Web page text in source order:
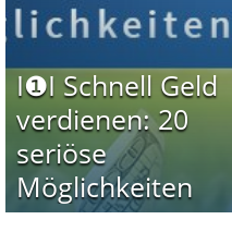
I❶I Schnell Geld
verdienen: 20
seriöse
Möglichkeiten